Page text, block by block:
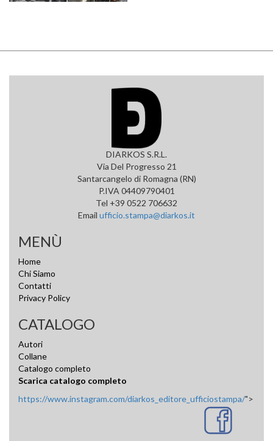
DIARKOS S.R.L.
Via Del Progresso 21
Santarcangelo di Romagna (RN)
P.IVA 04409790401
Tel +39 0522 706632
Email ufficio.stampa@diarkos.it
MENÙ
Home
Chi Siamo
Contatti
Privacy Policy
CATALOGO
Autori
Collane
Catalogo completo
Scarica catalogo completo
https://www.instagram.com/diarkos_editore_ufficiostampa/">